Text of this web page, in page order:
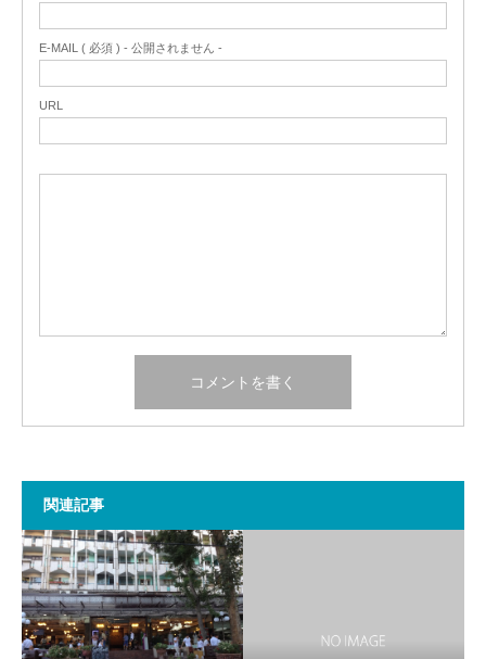
E-MAIL ( 必須 ) - 公開されません -
URL
関連記事